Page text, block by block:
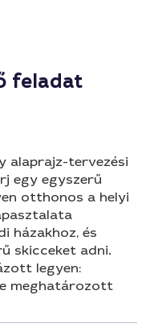
feladat
alaprajz-tervezési
egy egyszerű
otthonos a helyi
házakhoz, és
skicceket adni.
legyen:
meghatározott